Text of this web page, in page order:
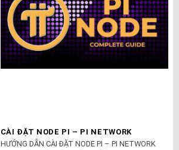
CÀI ĐẶT NODE PI – PI NETWORK
HƯỚNG DẪN CÀI ĐẶT NODE PI – PI NETWORK